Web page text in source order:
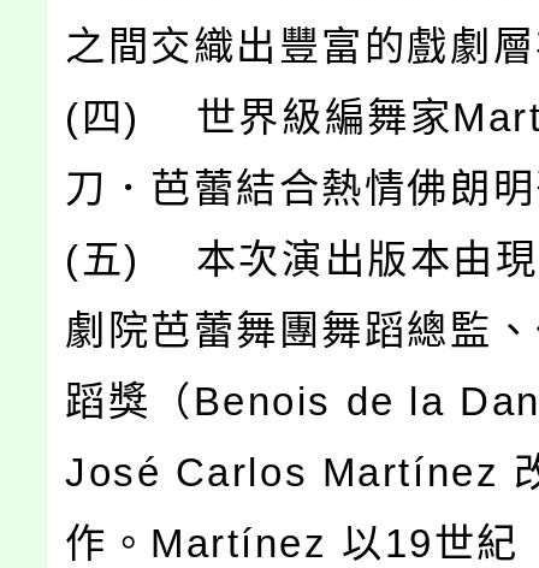
之間交織出豐富的戲劇
(四) 世界級編舞家
刀．芭蕾結合熱情佛朗
(五) 本次演出版本由現
劇院芭蕾舞團舞蹈總監
蹈獎（Benois de la
José Carlos Martínez
作。Martínez 以19世紀